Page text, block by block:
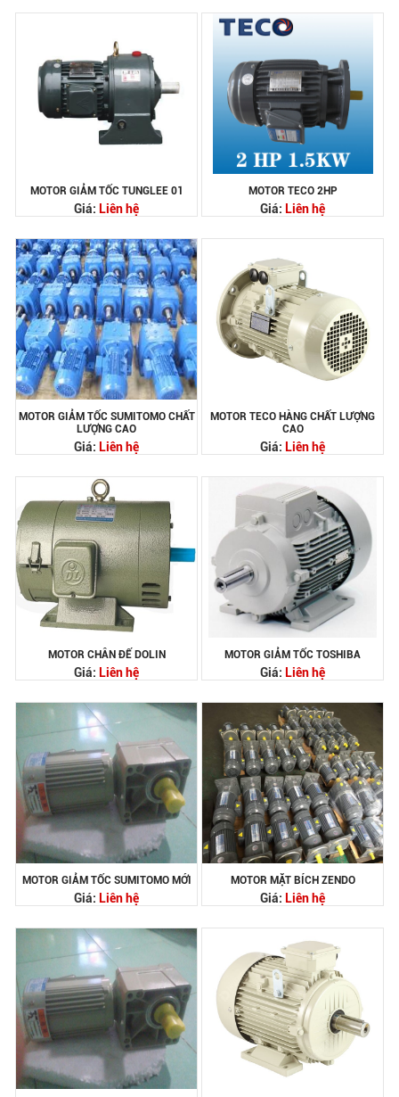
MOTOR GIẢM TỐC TUNGLEE 01
Giá: Liên hệ
MOTOR TECO 2HP
Giá: Liên hệ
MOTOR GIẢM TỐC SUMITOMO CHẤT
LƯỢNG CAO
Giá: Liên hệ
MOTOR TECO HÀNG CHẤT LƯỢNG
CAO
Giá: Liên hệ
MOTOR CHÂN ĐẾ DOLIN
Giá: Liên hệ
MOTOR GIẢM TỐC TOSHIBA
Giá: Liên hệ
MOTOR GIẢM TỐC SUMITOMO MỚI
Giá: Liên hệ
MOTOR MẶT BÍCH ZENDO
Giá: Liên hệ